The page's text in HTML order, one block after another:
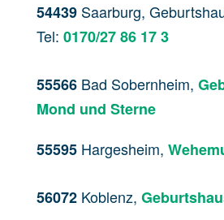
54439 Saarburg,
Tel: 0170/27 86 17 3
55566 Bad Sobernheim,
Mond und Sterne
55595 Hargesheim,
56072 Koblenz,